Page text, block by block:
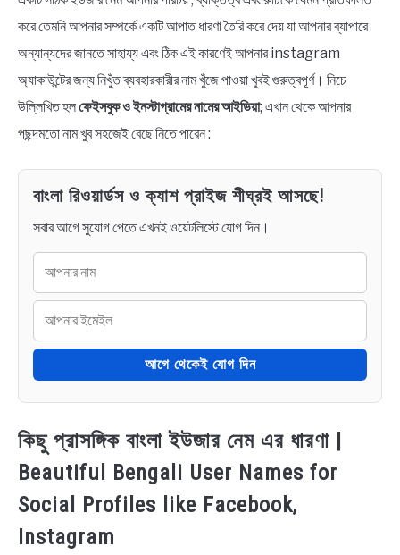
করে তেমনি আপনার সম্পর্কে একটি আপাত ধারণা তৈরি করে দেয় যা আপনার ব্যাপারে
অন্যান্যদের জানতে সাহায্য এবং ঠিক এই কারণেই আপনার instagram
অ্যাকাউন্টের জন্য নিখুঁত ব্যবহারকারীর নাম খুঁজে পাওয়া খুবই গুরুত্বপূর্ণ। নিচে
উল্লিখিত হলফেইসবুক ও ইনস্টাগ্রামের নামের আইডিয়া; এখান থেকে আপনার
পছন্দমতো নাম খুব সহজেই বেছে নিতে পারেন :
বাংলা রিওয়ার্ডস ও ক্যাশ প্রাইজ শীঘ্রই আসছে!
সবার আগে সুযোগ পেতে এখনই ওয়েটলিস্টে যোগ দিন।
আগে থেকেই যোগ দিন
কিছু প্রাসঙ্গিক বাংলা ইউজার নেম এর ধারণা |
Beautiful Bengali User Names for
Social Profiles like Facebook,
Instagram